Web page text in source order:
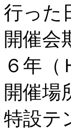
行った
開催会
６年（
開催
特設テ